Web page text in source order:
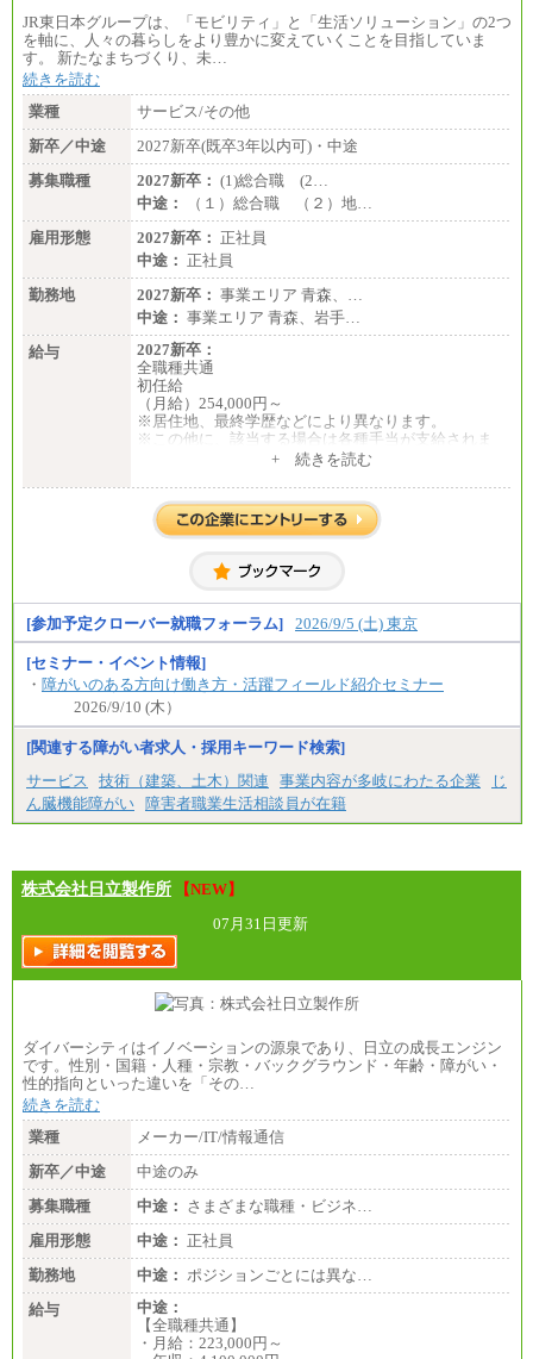
JR東日本グループは、「モビリティ」と「生活ソリューション」の2つ
を軸に、人々の暮らしをより豊かに変えていくことを目指していま
す。 新たなまちづくり、未…
続きを読む
業種
サービス/その他
新卒／中途
2027新卒(既卒3年以内可)・中途
募集職種
2027新卒： (1)総合職 (2…
中途：
（１）総合職 （２）地…
雇用形態
2027新卒： 正社員
中途： 正社員
勤務地
2027新卒： 事業エリア 青森、…
中途： 事業エリア 青森、岩手…
給与
2027新卒：
全職種共通
初任給
（月給）254,000円～
※居住地、最終学歴などにより異なります。
※この他に、該当する場合は各種手当が支給されま
中途：
全職種共通
※居住地、年齢により異なります。
※この他に、該当する場合は各種手当が支給されま
す。
※試用期間中も給与に変更はございません
+ 続きを読む
[参加予定クローバー就職フォーラム] 2026/9/5 (土) 東京
[セミナー・イベント情報]
・ 障がいのある方向け働き方・活躍フィールド紹介セミナー
2026/9/10 (木）
[関連する障がい者求人・採用キーワード検索]
サービス
技術（建築、土木）関連 事業内容が多岐にわたる企業
じ
ん臓機能障がい 障害者職業生活相談員が在籍
株式会社日立製作所
【NEW】
07月31日更新
ダイバーシティはイノベーションの源泉であり、日立の成長エンジン
です。性別・国籍・人種・宗教・バックグラウンド・年齢・障がい・
性的指向といった違いを「その…
続きを読む
業種
メーカー/IT/情報通信
新卒／中途
中途のみ
募集職種
中途： さまざまな職種・ビジネ…
雇用形態
中途： 正社員
勤務地
中途： ポジションごとには異な…
給与
中途：
【全職種共通】
・月給：223,000円～